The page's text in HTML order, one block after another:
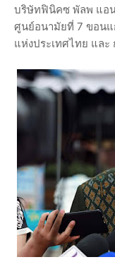
บริษัทฟินิคซ พัลพ แอน
ศูนย์อนามัยที่ 7 ขอนแ
แห่งประเทศไทย แล